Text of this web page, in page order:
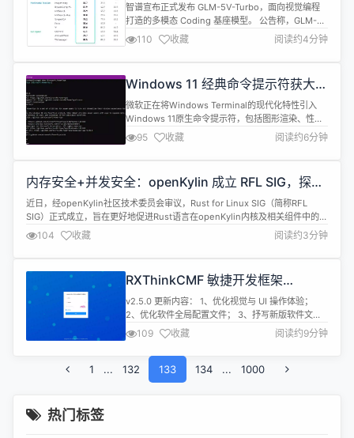
智谱宣布正式发布 GLM-5V-Turbo，面向视觉编程
打造的多模态 Coding 基座模型。 公告称，GLM-
5V-Turbo从预训练阶段深度融合视觉与文本能力，
让编程不再局限于纯文本输入。模型能看懂设计稿、
截图、网页界面，并据此生成完整可运行的代码，真
原生多模态Coding基座：原生理解图片、视频、设
计稿、...
110 收藏 阅读约4分钟
Windows 11 经典命令提示符获大幅
升级，Windows Terminal 核心特
性下放原生终端
微软正在将Windows Terminal的现代化特性引入
Windows 11原生命令提示符，包括图形渲染、性能
提升、正则搜索等多项开发者期待已久的功能，这标
志着微软对Console Host的态度从"兼容性遗产"转
向"现代化平台"。 2026年3月30日，微软面向
Build 295...
95 收藏 阅读约6分钟
内存安全+并发安全：openKylin 成立 RFL SIG，探索
Rust 在内核领域的新篇章
近日，经openKylin社区技术委员会审议，Rust for Linux SIG（简称RFL
SIG）正式成立，旨在更好地促进Rust语言在openKylin内核及相关组件中的应
用。 openKylin社区一直致力于推动Linux开源技术及其软硬件生态的繁荣发
展。随着Rust语言在系统编程领域的崛起，其内存安全、并发安全等特性也为
内核开发带来了新的可能性。...
104 收藏 阅读约3分钟
RXThinkCMF 敏捷开发框架
Laravel10+EleVue 版本 v2.5.0 发
布
v2.5.0 更新内容： 1、优化视觉与 UI 操作体验；
2、优化软件全局配置文件； 3、抒写新版软件文案
说明； 4、修复近用户反馈的问题； 一款 PHP 语言
基于 Laravel10、Vue、ElementUI、MySQL 等框
架精心打造的一款模块化、插件化、高性能的前后端
分离架构敏捷开发框架，可用于快速搭建前后端分离
后台管理系统，本着简化开发、提升开发...
109 收藏 阅读约9分钟
1 ... 132 133 134 ... 1000
热门标签